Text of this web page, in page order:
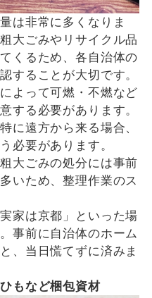
は非常に多くなりま
大ごみやリサイクル品
くるため、各自治体の
することが大切です。
よって可燃・不燃など
する必要があります。
特に遠方から来る場合、
必要があります。
粗大ごみの処分には事前
いため、整理作業のス
家は京都」といった場
事前に自治体のホーム
、当日慌てずに済みま
もなど梱包資材